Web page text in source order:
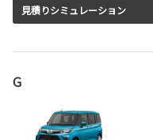
見積りシミュレーション
G